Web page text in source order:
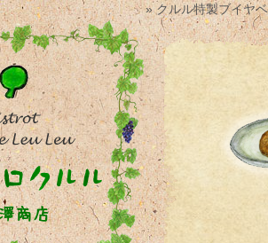
» クルル特製ブイヤ